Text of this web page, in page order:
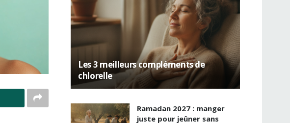
Les 3 meilleurs compléments de
chlorelle
Ramadan 2027 : manger
juste pour jeûner sans